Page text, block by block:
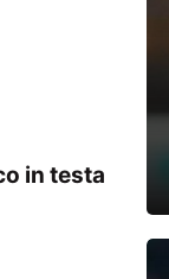
in testa